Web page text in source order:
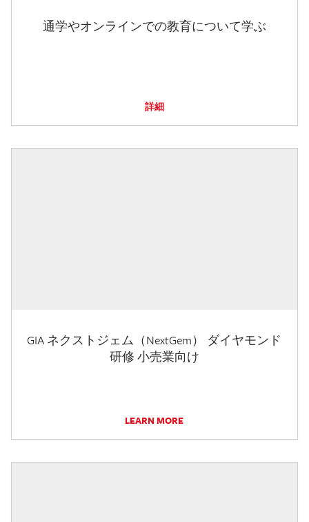
通学やオンラインでの教育について学ぶ
詳細
GIA ネクストジェム（NextGem） ダイヤモンド
研修 小売業向け
LEARN MORE